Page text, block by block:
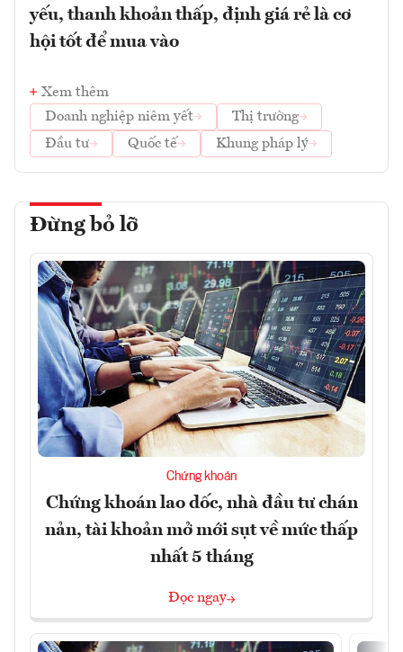
yếu, thanh khoản thấp, định giá rẻ là cơ
hội tốt để mua vào
Xem thêm
Doanh nghiệp niêm yết
Thị trường
Đầu tư
Quốc tế Khung pháp lý
Đừng bỏ lỡ
Chứng khoán
Chứng khoán lao dốc, nhà đầu tư chán
nản, tài khoản mở mới sụt về mức thấp
nhất 5 tháng
Đọc ngay